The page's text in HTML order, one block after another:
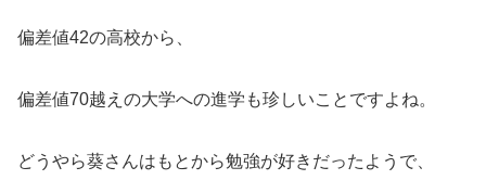
偏差値42の高校から、
偏差値70越えの大学への進学も珍しいことですよね。
どうやら葵さんはもとから勉強が好きだったようで、